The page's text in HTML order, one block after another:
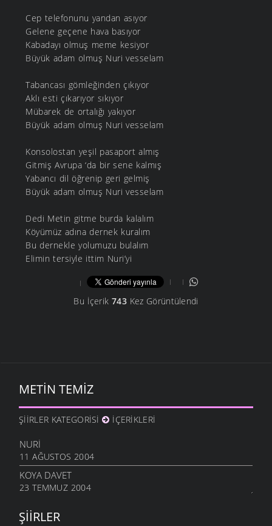
Cep telefonunu yandan asıyor
Gelene geçene hava basıyor
Kabadayı olmuş meme kesiyor
Büyük adam olmuş Nuri vesselam
Tabancası gömleğinden çıkıyor
Aklı esti çıkarıyor sıkıyor
Mübarek de ortalığı yakıyor
Büyük adam olmuş Nuri vesselam
Konsolostan yeşil pasaport almış
Gitmiş Avrupa ‘da bir sene kalmış
Yabancı dil öğrenip geri gelmiş
Büyük adam olmuş Nuri vesselam
Dedi Metin gitme burda kalalım
Köyümüz adına dernek kuralım
Bu dernekle yolumuzu bulalım
Elimin tersiyle ittim Nuri’yi
Bu İçerik 743Kez Görüntülendi
METIN TEMIZ
ŞIIRLER KATEGORISI İÇERIKLERI
NURI
11 AĞUSTOS 2004
KOYA DAVET
23 TEMMUZ 2004
ŞIIRLER